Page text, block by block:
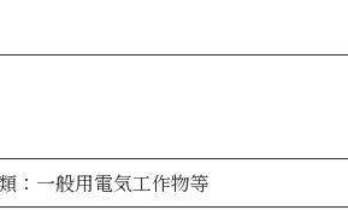
：一般用電気工作物等